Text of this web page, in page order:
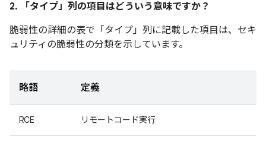
2. 「タイプ」 列の項目はどういう意味ですか？
脆弱性の詳細の表で「タイプ」 列に記載した項目は、セキ
ュリティの脆弱性の分類を示しています。
略語 定義
RCE リモートコード実行